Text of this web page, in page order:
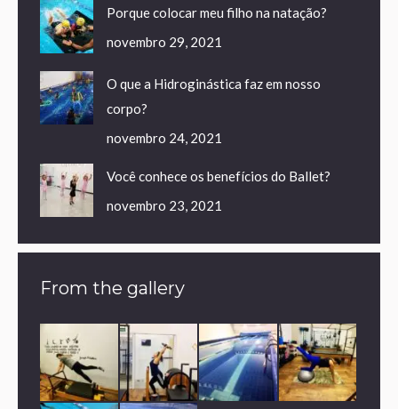
Porque colocar meu filho na natação?
novembro 29, 2021
O que a Hidroginástica faz em nosso
corpo?
novembro 24, 2021
Você conhece os benefícios do Ballet?
novembro 23, 2021
From the gallery